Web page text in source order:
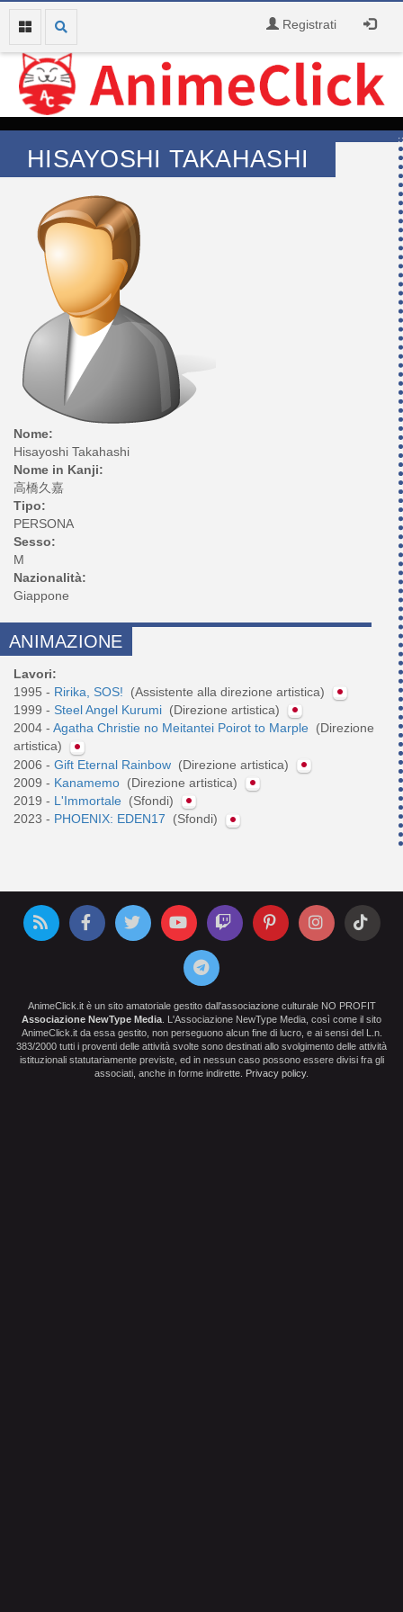
Registrati
HISAYOSHI TAKAHASHI
Nome:
Hisayoshi Takahashi
Nome in Kanji:
高橋久嘉
Tipo:
PERSONA
Sesso:
M
Nazionalità:
Giappone
ANIMAZIONE
Lavori:
1995 - Ririka, SOS!
(Assistente alla direzione artistica)
1999 - Steel Angel Kurumi (Direzione artistica)
2004 - Agatha Christie no Meitantei Poirot to Marple (Direzione
artistica)
2006 - Gift Eternal Rainbow (Direzione artistica)
2009 - Kanamemo (Direzione artistica)
2019 - L'Immortale (Sfondi)
2023 - PHOENIX: EDEN17 (Sfondi)
AnimeClick.it è un sito amatoriale gestito dall'associazione culturale NO PROFIT
Associazione NewType Media . L'Associazione NewType Media, così come il sito
AnimeClick.it da essa gestito, non perseguono alcun fine di lucro, e ai sensi del L.n.
383/2000 tutti i proventi delle attività svolte sono destinati allo svolgimento delle attività
istituzionali statutariamente previste, ed in nessun caso possono essere divisi fra gli
associati, anche in forme indirette. Privacy policy.